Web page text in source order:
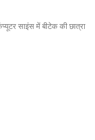
साइंस में बीटेक की छात्रा